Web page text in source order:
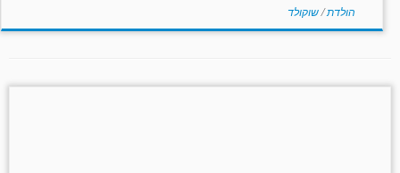
הולדת/שוקולד